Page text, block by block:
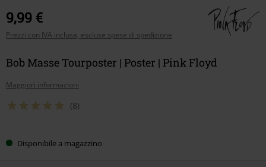
9,99 €
Prezzi con IVA inclusa, escluse spese di spedizione
Bob Masse Tourposter | Poster | Pink Floyd
Maggiori informazioni
(8)
Disponibile a magazzino